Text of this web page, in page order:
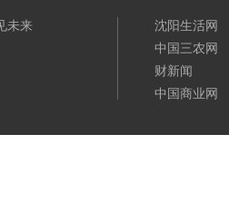
未来
沈阳生活网
中国三农网
财新闻
中国商业网